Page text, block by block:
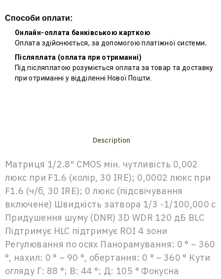
Способи оплати:
Онлайн-оплата банківською карткою
Оплата здійснюється, за допомогою платіжної системи.
Післяплата (оплата при отриманні)
Під післяплатою розуміється оплата за товар та доставку
при отриманні у відділенні Нової Пошти.
Description
Матриця 1/2.8″ CMOS мін. чутливість 0,002
люкс при F1.6 (колір, 30 IRE); 0,0002 люкс при
F1.6 (ч/б, 30 IRE); 0 люкс (підсвічування
включене) Швидкість затвора 1/3 -1/100,000 с
Придушення шуму (DNR) 3D WDR 120 дБ BLC
Підтримує HLC підтримує ROI 4 зони
Регулювання по осях Панорамування: 0 ° – 360
°, нахил: 0 ° – 90 °, обертання: 0 ° – 360 ° Кути
огляду Г: 88 °; В: 44 °; Д: 105 ° Фокусна